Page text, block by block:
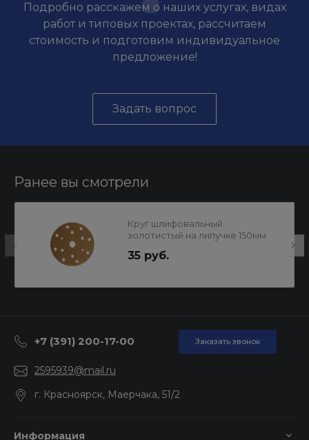
Подробно расскажем о наших услугах, видах
работ и типовых проектах, рассчитаем
стоимость и подготовим индивидуальное
предложение!
Задать вопрос
Ранее вы смотрели
Круг шлифовальный
золотистый на липучке 150мм
35 руб.
+7 (391) 200-17-00 Заказать звонок
2595939@mail.ru
г. Красноярск, Маерчака, 51/2
Информация